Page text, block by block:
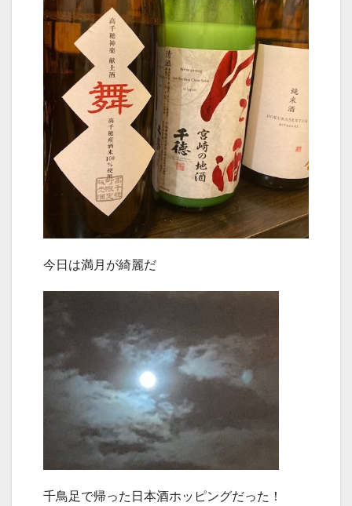
今日は満月が綺麗だ
千鳥足で帰った日本酒ホッピングだった！